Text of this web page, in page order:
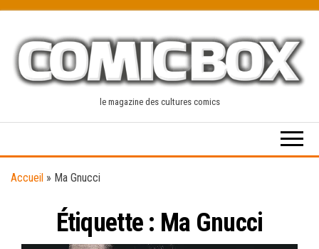
content
le magazine des cultures comics
Accueil » Ma Gnucci
Étiquette : Ma Gnucci